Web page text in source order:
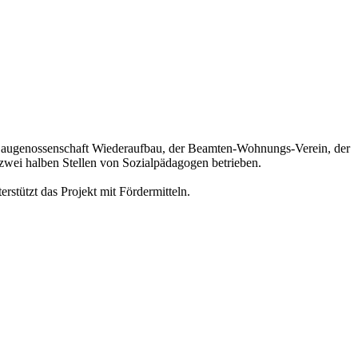
Wiederaufbau, der Beamten-Wohnungs-Verein, der
halben Stellen von Sozialpädagogen betrieben.
das Projekt mit Fördermitteln.